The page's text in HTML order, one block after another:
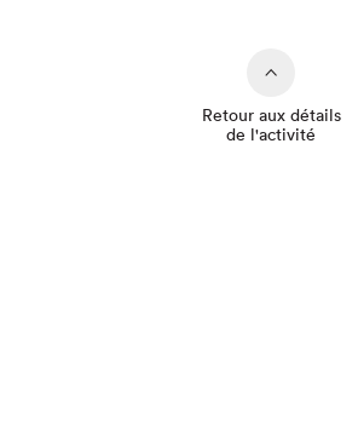
Retour aux détails
de l'activité